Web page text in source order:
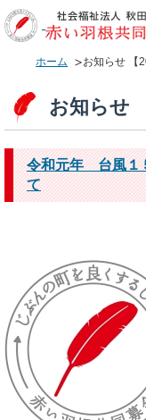
ホーム お知らせ 【
お知らせ
令和元年 台風１
て